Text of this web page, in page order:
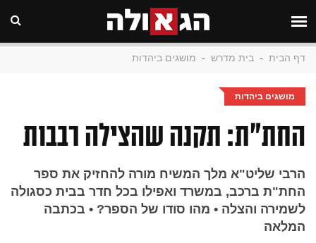
דף הבית - בית מדרש - מושגים ביהדות
מושגים ביהדות
החת"ת: תקנה שהצילה רבבות
הרבי שליט"א מלך המשיח מורה להחזיק את ספר
החת"ת ברכב, במשרד ואפילו בכל חדר בבית כסגולה
לשמירה והצלה • מהו סודו של הספר? • בכתבה
המלאה